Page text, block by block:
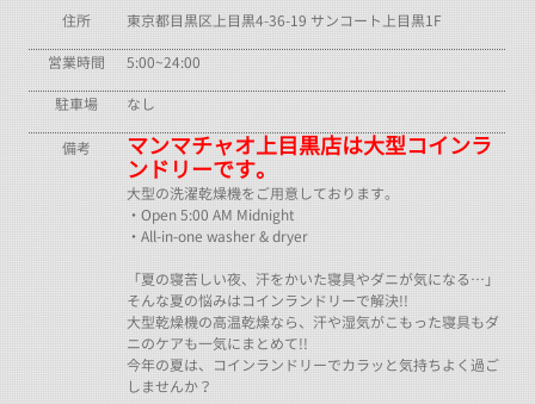
住所 東京都目黒区上目黒4-36-19 サンコート上目黒1F
営業時間 5:00~24:00
駐車場 なし
備考
マンマチャオ上目黒店は大型コインラ
ンドリーです。
大型の洗濯乾燥機をご用意しております。
・Open 5:00 AM Midnight
・All-in-one washer & dryer
「夏の寝苦しい夜、汗をかいた寝具やダニが気になる…」
そんな夏の悩みはコインランドリーで解決!!
大型乾燥機の高温乾燥なら、汗や湿気がこもった寝具もダ
ニのケアも一気にまとめて!!
今年の夏は、コインランドリーでカラッと気持ちよく過ご
しませんか？